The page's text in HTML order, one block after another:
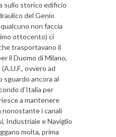
sullo storico edificio
del Genio
non faccia
ottocento) ci
trasportavano il
il Duomo di Milano,
ovvero ad
sguardo ancora al
d’Italia per
a mantenere
i canali
Industriale e Naviglio
molta, prima